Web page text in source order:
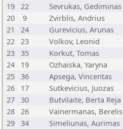
19
22 Sevrukas, Gediminas
20
9 Zvirblis, Andrius
21
24 Gurevicius, Arunas
22
23 Volkov, Leonid
23
35 Korkut, Tomas
24
19 Ozhaiska, Yaryna
25
36 Apsega, Vincentas
26
17 Sutkevicius, Juozas
27
30 Butvilaite, Berta Reja
28
26 Vainermanas, Berelis
29
34 Simeliunas, Aurimas